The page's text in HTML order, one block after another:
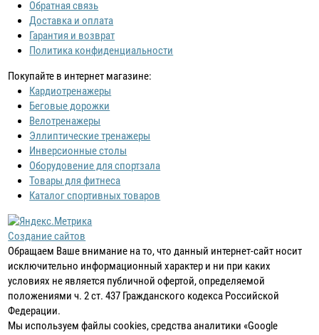
Обратная связь
Доставка и оплата
Гарантия и возврат
Политика конфиденциальности
Покупайте в интернет магазине:
Кардиотренажеры
Беговые дорожки
Велотренажеры
Эллиптические тренажеры
Инверсионные столы
Оборудовение для спортзала
Товары для фитнеса
Каталог спортивных товаров
Создание сайтов
Обращаем Ваше внимание на то, что данный интернет-сайт носит
исключительно информационный характер и ни при каких
условиях не является публичной офертой, определяемой
положениями ч. 2 ст. 437 Гражданского кодекса Российской
Федерации.
Мы используем файлы cookies, средства аналитики «Google